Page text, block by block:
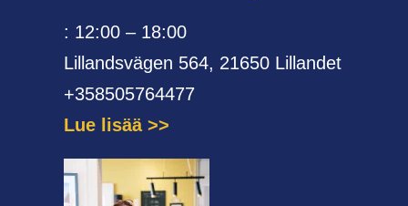
: 12:00 – 18:00
Lillandsvägen 564, 21650 Lillandet
+358505764477
Lue lisää